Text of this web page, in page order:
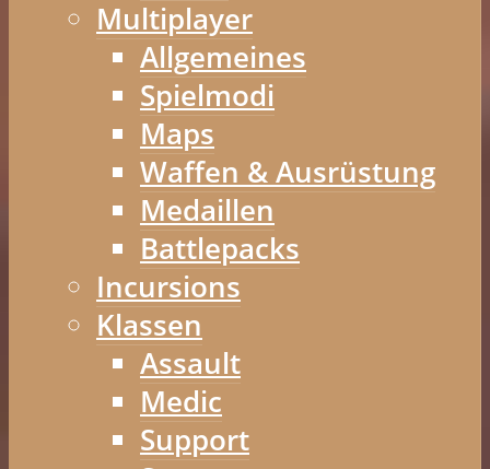
Multiplayer
Allgemeines
Spielmodi
Maps
Waffen & Ausrüstung
Medaillen
Battlepacks
Incursions
Klassen
Assault
Medic
Support